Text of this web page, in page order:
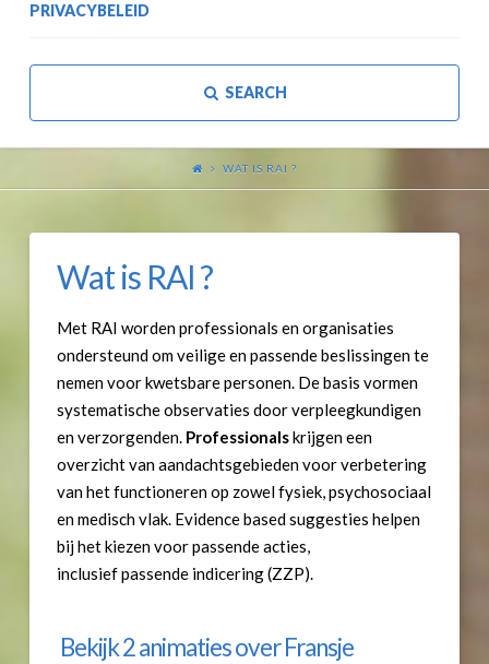
PRIVACYBELEID
SEARCH
WAT IS RAI ?
Wat is RAI ?
Met RAI worden professionals en organisaties
ondersteund om veilige en passende beslissingen te
nemen voor kwetsbare personen. De basis vormen
systematische observaties door verpleegkundigen
en verzorgenden. Professionalskrijgen een
overzicht van aandachtsgebieden voor verbetering
van het functioneren op zowel fysiek, psychosociaal
en medisch vlak. Evidence based suggesties helpen
bij het kiezen voor passende acties,
inclusief passende indicering (ZZP).
Bekijk 2 animaties over Fransje